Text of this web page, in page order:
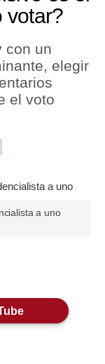
votar?
con un
elegir
el voto
a uno